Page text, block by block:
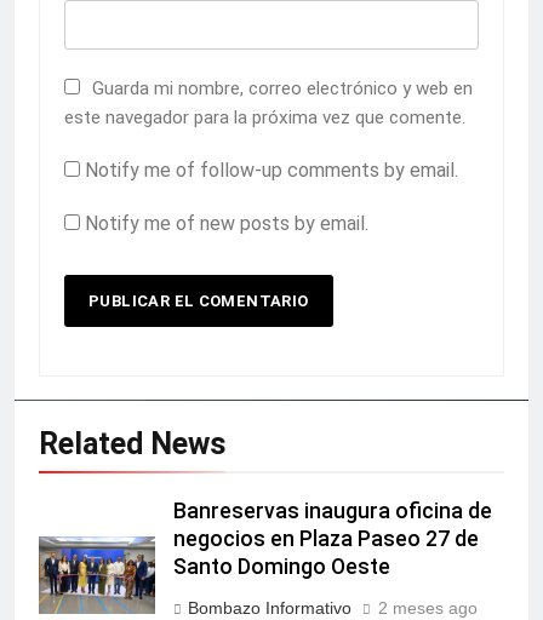
Guarda mi nombre, correo electrónico y web en
este navegador para la próxima vez que comente.
Notify me of follow-up comments by email.
Notify me of new posts by email.
Related News
Banreservas inaugura oficina de
negocios en Plaza Paseo 27 de
Santo Domingo Oeste
Bombazo Informativo 2 meses ago